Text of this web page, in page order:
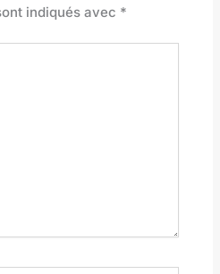
indiqués avec *